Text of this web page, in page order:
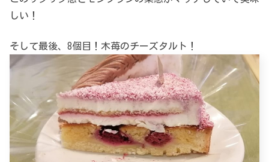
しい！
そして最後、8個目！木苺のチーズタルト！